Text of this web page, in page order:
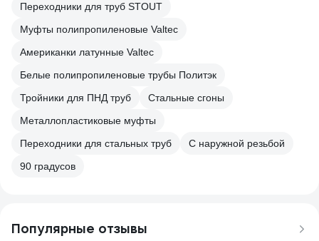
Переходники для труб STOUT
Муфты полипропиленовые Valtec
Американки латунные Valtec
Белые полипропиленовые трубы Политэк
Тройники для ПНД труб
Стальные сгоны
Металлопластиковые муфты
Переходники для стальных труб
С наружной резьбой
90 градусов
Популярные отзывы